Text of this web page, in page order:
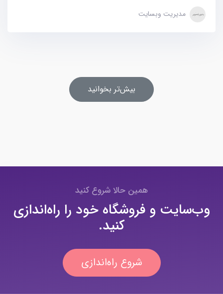
مدیریت وبسایت
بیش‌تر بخوانید
همین حالا شروع کنید
وب‌سایت و فروشگاه خود را راه‌اندازی
کنید.
شروع راه‌اندازی